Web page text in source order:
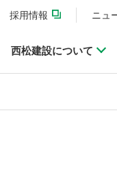
採用情報 ニュ
西松建設について